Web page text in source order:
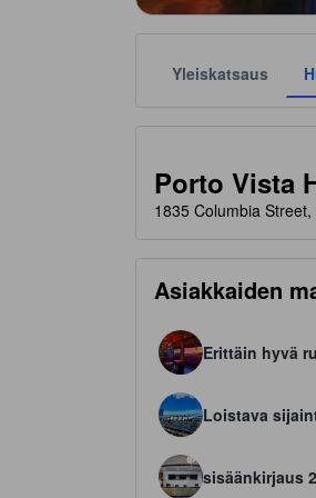
Yleiskatsaus
Porto Vista
1835 Columbia
Asiakkaiden
Erittäin hyvä
Loistava
sisäänkirjaus